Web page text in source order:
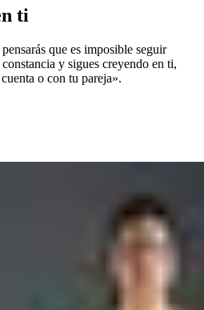
ti
que es imposible seguir
y sigues creyendo en ti,
o con tu pareja».